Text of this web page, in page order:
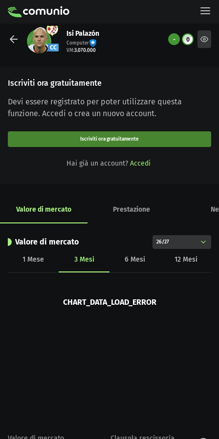
CC
Isi Palazón
Computer
VM:3.070.000
- 0
Iscriviti ora gratuitamente
Devi essere registrato per poter utilizzare questa
funzione. Accedi o crea un nuovo account.
Iscriviti ora gratuitamente
Hai già un account? Accedi
Valore di mercato Prestazione
Valore di mercato 26/27
1 Mese 3 Mesi 6 Mesi 12 Mesi
CHART_DATA_LOAD_ERROR